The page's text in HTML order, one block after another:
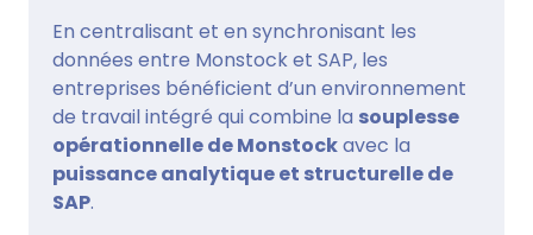
En centralisant et en synchronisant les
données entre Monstock et SAP, les
entreprises bénéficient d’un environnement
de travail intégré qui combine la souplesse
opérationnelle de Monstockavec la
puissance analytique et structurelle de
SAP.